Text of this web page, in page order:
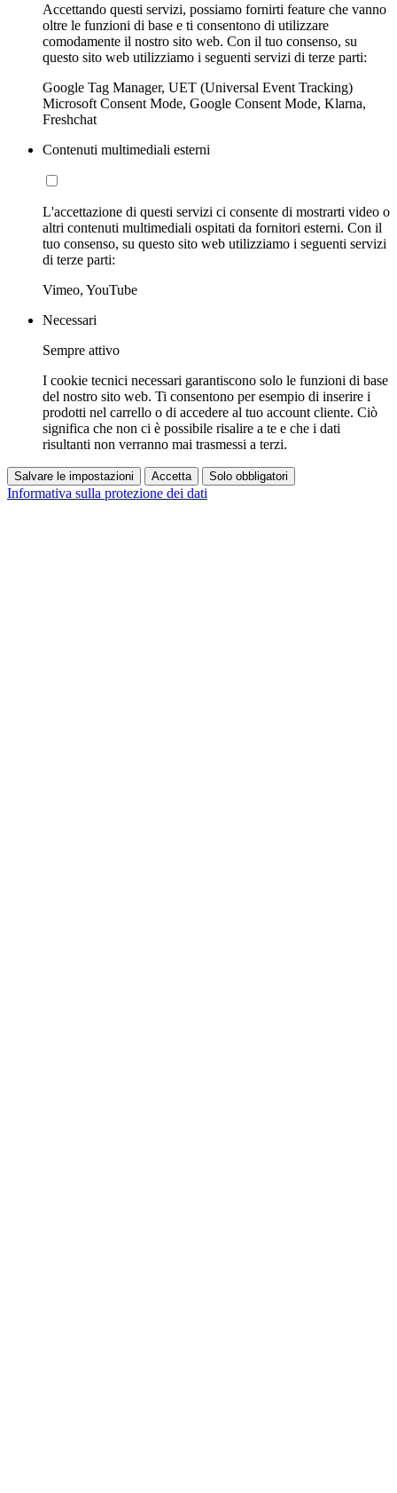
Accettando questi servizi, possiamo fornirti feature che vanno
oltre le funzioni di base e ti consentono di utilizzare
comodamente il nostro sito web. Con il tuo consenso, su
questo sito web utilizziamo i seguenti servizi di terze parti:
Google Tag Manager, UET (Universal Event Tracking)
Microsoft Consent Mode, Google Consent Mode, Klarna,
Freshchat
Contenuti multimediali esterni
L'accettazione di questi servizi ci consente di mostrarti video o
altri contenuti multimediali ospitati da fornitori esterni. Con il
tuo consenso, su questo sito web utilizziamo i seguenti servizi
di terze parti:
Vimeo, YouTube
Necessari
Sempre attivo
I cookie tecnici necessari garantiscono solo le funzioni di base
del nostro sito web. Ti consentono per esempio di inserire i
prodotti nel carrello o di accedere al tuo account cliente. Ciò
significa che non ci è possibile risalire a te e che i dati
risultanti non verranno mai trasmessi a terzi.
Salvare le impostazioni Accetta Solo obbligatori
Informativa sulla protezione dei dati